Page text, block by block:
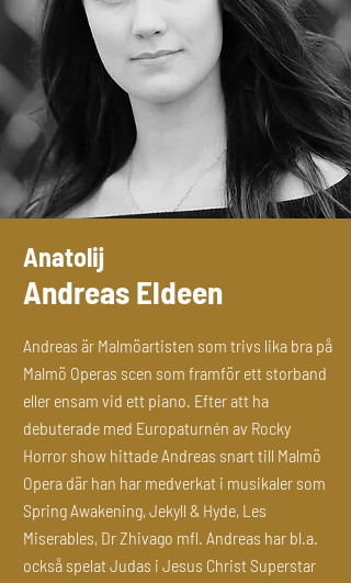
Anatolij
Andreas Eldeen
Andreas är Malmöartisten som trivs lika bra på
Malmö Operas scen som framför ett storband
eller ensam vid ett piano. Efter att ha
debuterade med Europaturnén av Rocky
Horror show hittade Andreas snart till Malmö
Opera där han har medverkat i musikaler som
Spring Awakening, Jekyll & Hyde, Les
Miserables, Dr Zhivago mfl. Andreas har bl.a.
också spelat Judas i Jesus Christ Superstar